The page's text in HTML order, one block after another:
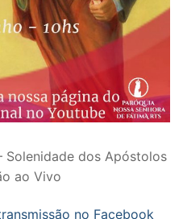
Solenidade dos Apóstolos
ao Vivo
no Facebook